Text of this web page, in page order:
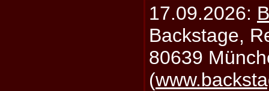
17.09.2026:
Backstage,
80639
(